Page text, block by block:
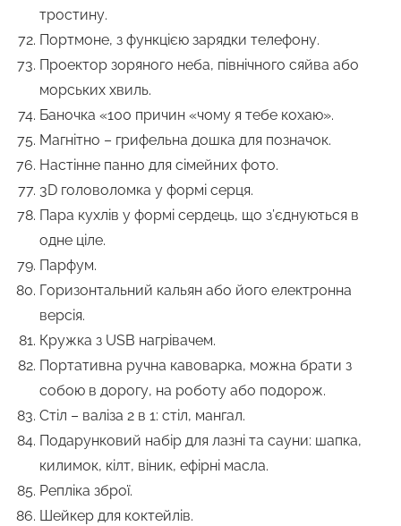
тростину.
Портмоне, з функцією зарядки телефону.
Проектор зоряного неба, північного сяйва або
морських хвиль.
Баночка «100 причин «чому я тебе кохаю».
Магнітно – грифельна дошка для позначок.
Настінне панно для сімейних фото.
3D головоломка у формі серця.
Пара кухлів у формі сердець, що з’єднуються в
одне ціле.
Парфум.
Горизонтальний кальян або його електронна
версія.
Кружка з USB нагрівачем.
Портативна ручна кавоварка, можна брати з
собою в дорогу, на роботу або подорож.
Стіл – валіза 2 в 1: стіл, мангал.
Подарунковий набір для лазні та сауни: шапка,
килимок, кілт, віник, ефірні масла.
Репліка зброї.
Шейкер для коктейлів.